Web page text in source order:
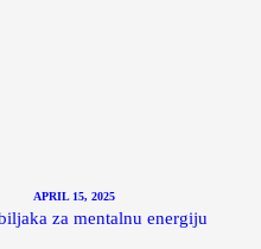
APRIL 15, 2025
za mentalnu energiju